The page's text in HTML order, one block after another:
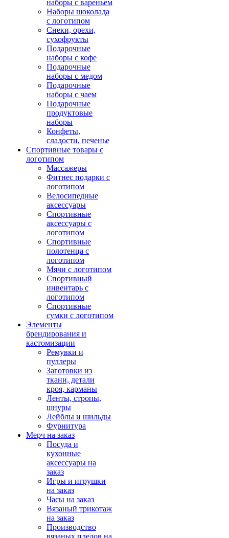
наборы с вареньем
Наборы шоколада
с логотипом
Снеки, орехи,
сухофрукты
Подарочные
наборы с кофе
Подарочные
наборы с медом
Подарочные
наборы с чаем
Подарочные
продуктовые
наборы
Конфеты,
сладости, печенье
Спортивные товары с
логотипом
Массажеры
Фитнес подарки с
логотипом
Велосипедные
аксессуары
Спортивные
аксессуары с
логотипом
Спортивные
полотенца с
логотипом
Мячи с логотипом
Спортивный
инвентарь с
логотипом
Спортивные
сумки с логотипом
Элементы
брендирования и
кастомизации
Ремувки и
пуллеры
Заготовки из
ткани, детали
кроя, карманы
Ленты, стропы,
шнуры
Лейблы и шильды
Фурнитура
Мерч на заказ
Посуда и
кухонные
аксессуары на
заказ
Игры и игрушки
на заказ
Часы на заказ
Вязаный трикотаж
на заказ
Производство
вязаных пледов на